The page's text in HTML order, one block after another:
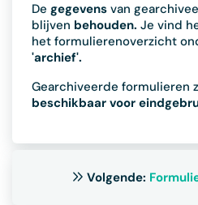
De gegevens van
blijven behouden. Je vind
het formulierenoverzicht
'archief'.
Gearchiveerde formulieren
beschikbaar voor
Volgende: